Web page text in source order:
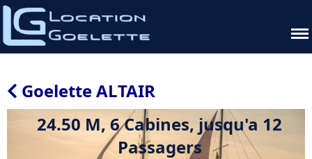
Goelette ALTAIR
24.50 M, 6 Cabines, jusqu'a 12
Passagers